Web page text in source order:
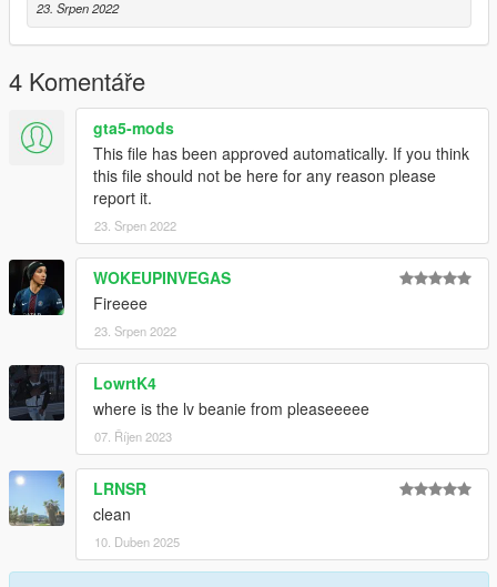
23. Srpen 2022
4 Komentáře
gta5-mods
This file has been approved automatically. If you think
this file should not be here for any reason please
report it.
23. Srpen 2022
WOKEUPINVEGAS
Fireeee
23. Srpen 2022
LowrtK4
where is the lv beanie from pleaseeeee
07. Říjen 2023
LRNSR
clean
10. Duben 2025